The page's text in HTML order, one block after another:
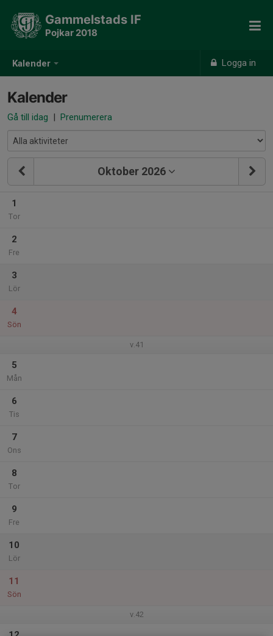
Kalender Logga in
Gammelstads IF
Pojkar 2018
Kalender
Gå till idag | Prenumerera
Oktober 2026
1
Tor
2
Fre
3
Lör
4
Sön
v.41
5
Mån
6
Tis
7
Ons
8
Tor
9
Fre
10
Lör
11
Sön
v.42